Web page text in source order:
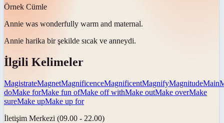
Örnek Cümle
Annie was wonderfully warm and maternal.
Annie harika bir şekilde sıcak ve anneydi.
İlgili Kelimeler
MagistrateMagnetMagnificenceMagnificentMagnifyMagnitudeMain
doMake forMake fun ofMake off withMake outMake overMake
sureMake upMake up for
İletişim Merkezi (09.00 - 22.00)